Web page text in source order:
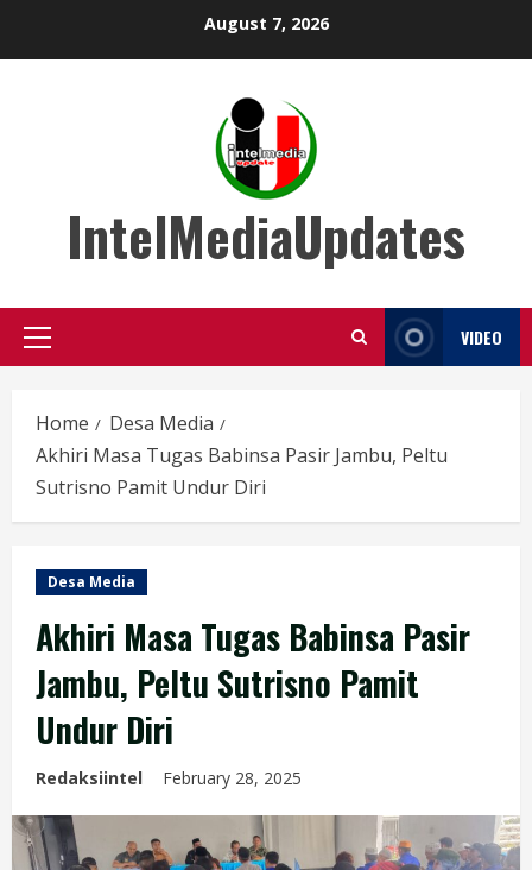
August 7, 2026
IntelMediaUpdates
Primary
VIDEO
Home
Desa Media
Akhiri Masa Tugas Babinsa Pasir Jambu, Peltu
Sutrisno Pamit Undur Diri
Desa Media
Akhiri Masa Tugas Babinsa Pasir
Jambu, Peltu Sutrisno Pamit
Undur Diri
Redaksiintel February 28, 2025